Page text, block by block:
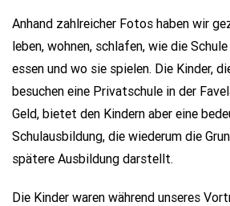
Anhand zahlreicher Fotos haben wir
leben, wohnen, schlafen, wie die
essen und wo sie spielen. Die Kinder,
besuchen eine Privatschule in der
Geld, bietet den Kindern aber eine
Schulausbildung, die wiederum die
spätere Ausbildung darstellt.
Die Kinder waren während unseres